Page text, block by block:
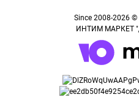
Since 2008-2026
ИНТИМ МАРКЕТ